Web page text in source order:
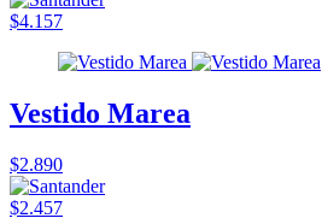
$4.157
Vestido Marea
$2.890
$2.457